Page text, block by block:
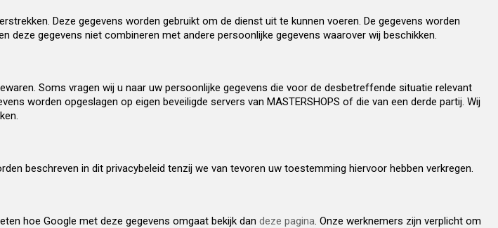
Deze gegevens worden gebruikt om de dienst uit te kunnen voeren. De gegevens worden
deze gegevens niet combineren met andere persoonlijke gegevens waarover wij beschikken.
Soms vragen wij u naar uw persoonlijke gegevens die voor de desbetreffende situatie relevant
worden opgeslagen op eigen beveiligde servers van MASTERSHOPS of die van een derde partij. Wij
beschreven in dit privacybeleid tenzij we van tevoren uw toestemming hiervoor hebben verkregen.
hoe Google met deze gegevens omgaat bekijk dan deze pagina. Onze werknemers zijn verplicht om